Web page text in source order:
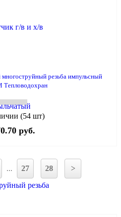
резьба импульсный
Тепловодохран
(54 шт)
руб.
... 27 28 >